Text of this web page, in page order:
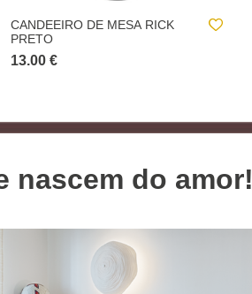
NULL
null
nascem do amor!